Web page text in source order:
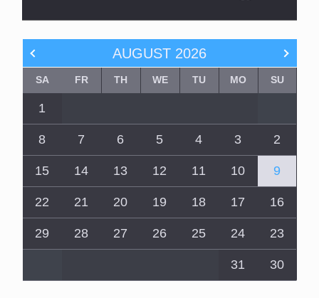
AUGUST 2026
SU
MO
TU
WE
TH
FR
SA
1
2
3
4
5
6
7
8
9
10
11
12
13
14
15
16
17
18
19
20
21
22
23
24
25
26
27
28
29
30
31